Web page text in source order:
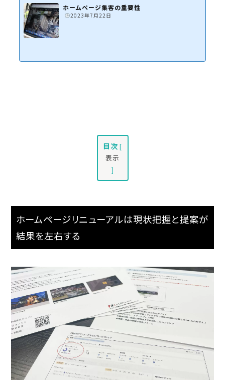
ホームページ集客の重要性
2023年7月22日
目次 [
表示
]
ホームページリニューアルは現状把握と提案が
結果を左右する